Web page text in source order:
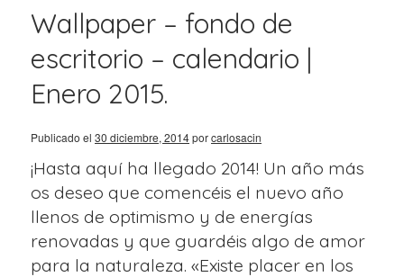
Wallpaper – fondo de
escritorio – calendario |
Enero 2015.
Publicado el 30 diciembre, 2014porcarlosacin
¡Hasta aquí ha llegado 2014! Un año más
os deseo que comencéis el nuevo año
llenos de optimismo y de energías
renovadas y que guardéis algo de amor
para la naturaleza. «Existe placer en los